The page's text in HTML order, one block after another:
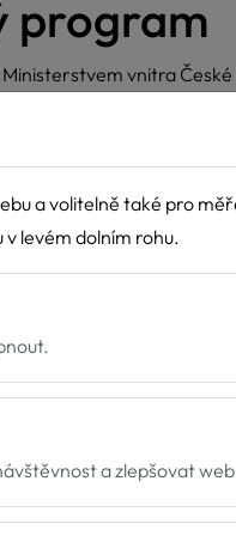
program
vnitra
je způsobilá provádět
základě zákona č. 86/
na pojištění
vysílající
na nákladech
přednost vyššímu
a volitelně také pro
levém dolním rohu.
a zlepšovat